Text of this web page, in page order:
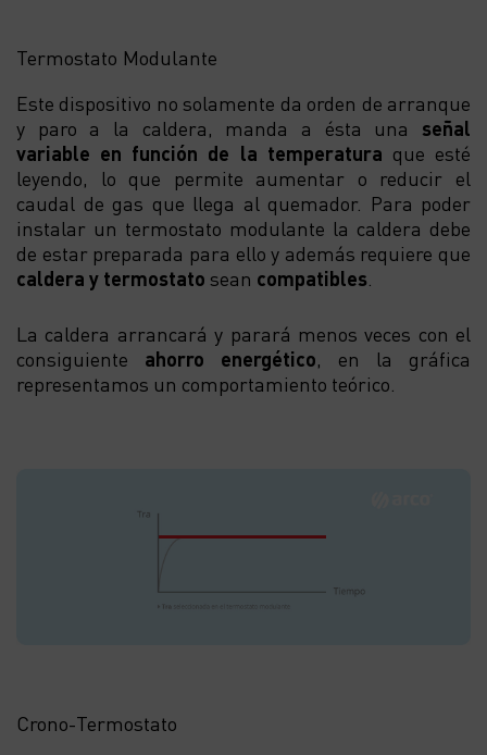
Termostato Modulante
Este dispositivo no solamente da orden de arranque
y paro a la caldera, manda a ésta una señal
variable en función de la temperatura que esté
leyendo, lo que permite aumentar o reducir el
caudal de gas que llega al quemador. Para poder
instalar un termostato modulante la caldera debe
de estar preparada para ello y además requiere que
caldera y termostato sean compatibles
La caldera arrancará y parará menos veces con el
consiguiente ahorro energético, en la gráfica
representamos un comportamiento teórico.
Crono-Termostato